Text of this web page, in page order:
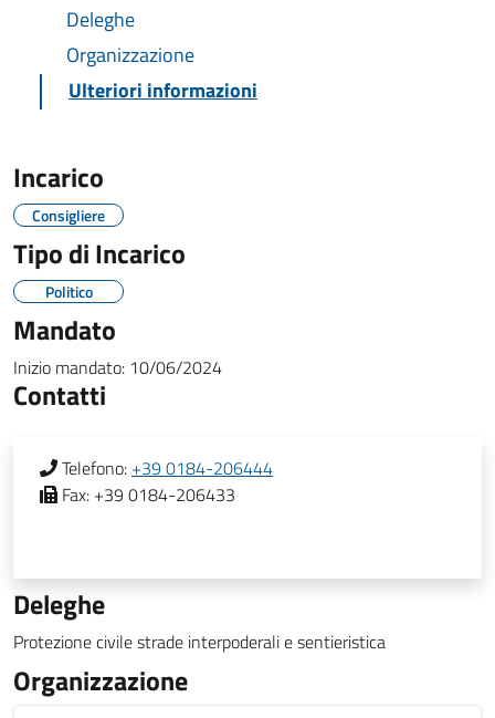
Deleghe
Organizzazione
Ulteriori informazioni
Incarico
Consigliere
Tipo di Incarico
Politico
Mandato
Inizio mandato: 10/06/2024
Contatti
Telefono: +39 0184-206444
Fax: +39 0184-206433
Deleghe
Protezione civile strade interpoderali e sentieristica
Organizzazione